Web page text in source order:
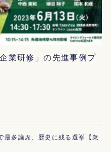
業研修」の先進事例プ
最多議席、歴史に残る選挙【衆